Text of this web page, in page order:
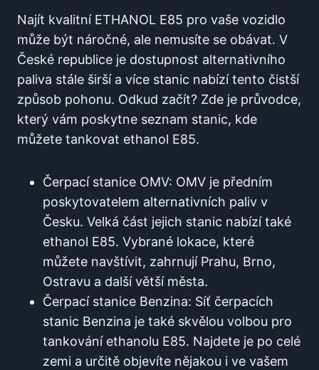
Najít kvalitní ETHANOL E85 pro vaše vozidlo ​
může být náročné, ale nemusíte se obávat. V
České republice je dostupnost alternativního
paliva stále širší a více stanic nabízí tento čistší
‌způsob pohonu. Odkud začít? Zde je průvodce,
který vám ‌poskytne seznam stanic, kde ​
můžete tankovat ethanol‍ E85.
Čerpací stanice ‌OMV:⁣ OMV​ je předním
poskytovatelem⁢ alternativních paliv v
Česku. ‍Velká část jejich stanic nabízí také
ethanol E85. Vybrané lokace, které
můžete navštívit, zahrnují Prahu, Brno,
Ostravu a další větší města.
Čerpací stanice Benzina: Síť⁢ čerpacích
stanic Benzina ⁤je také skvělou‌ volbou ‍pro
tankování ethanolu E85. ‌Najdete je⁢ po celé
zemi a určitě objevíte ⁤nějakou i ⁣ve vašem